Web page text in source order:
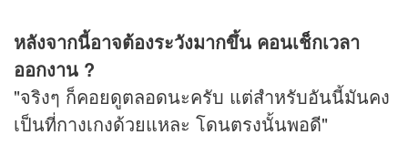
หลังจากนี้อาจต้องระวังมากขึ้น คอนเช็กเวลา
ออกงาน ?
"จริงๆ ก็คอยดูตลอดนะครับ แต่สำหรับอันนี้มันคง
เป็นที่กางเกงด้วยแหละ โดนตรงนั้นพอดี"